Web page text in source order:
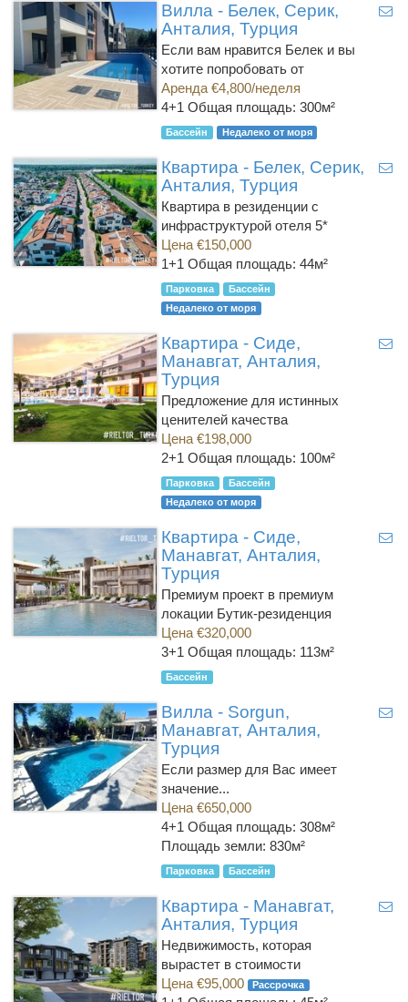
Вилла - Белек, Серик,
Анталия, Турция
Если вам нравится Белек и вы
хотите попробовать от
Аренда €4,800/неделя
4+1 Общая площадь: 300м²
Бассейн Недалеко от моря
Квартира - Белек, Серик,
Анталия, Турция
Квартира в резиденции с
инфраструктурой отеля 5*
Цена €150,000
1+1 Общая площадь: 44м²
Парковка
Бассейн
Недалеко от моря
Квартира - Сиде,
Манавгат, Анталия,
Турция
Предложение для истинных
ценителей качества
Цена €198,000
2+1 Общая площадь: 100м²
Парковка
Бассейн
Недалеко от моря
Квартира - Сиде,
Манавгат, Анталия,
Турция
Премиум проект в премиум
локации Бутик-резиденция
Цена €320,000
3+1 Общая площадь: 113м²
Бассейн
Вилла - Sorgun,
Манавгат, Анталия,
Турция
Если размер для Вас имеет
значение...
Цена €650,000
4+1 Общая площадь: 308м²
Площадь земли: 830м²
Парковка Бассейн
Квартира - Манавгат,
Анталия, Турция
Недвижимость, которая
вырастет в стоимости
Цена €95,000
Рассрочка